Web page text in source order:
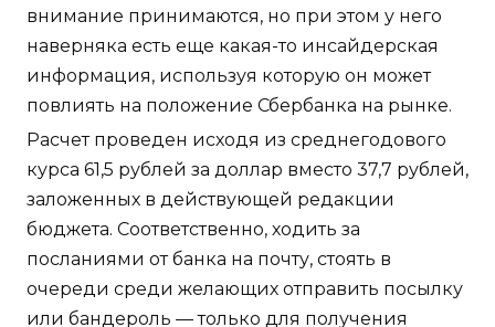
внимание принимаются, но при этом у него
наверняка есть еще какая-то инсайдерская
информация, используя которую он может
повлиять на положение Сбербанка на рынке.
Расчет проведен исходя из среднегодового
курса 61,5 рублей за доллар вместо 37,7 рублей,
заложенных в действующей редакции
бюджета. Соответственно, ходить за
посланиями от банка на почту, стоять в
очереди среди желающих отправить посылку
или бандероль — только для получения